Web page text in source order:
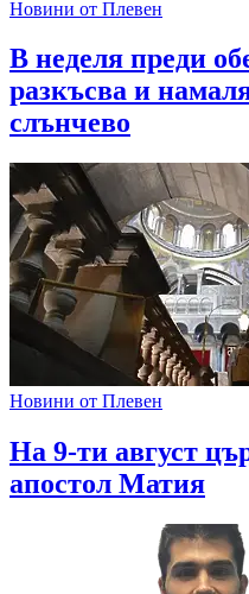
Новини от Плевен
В неделя преди
разкъсва и
слънчево
Новини от Плевен
На 9-ти август
апостол Матия